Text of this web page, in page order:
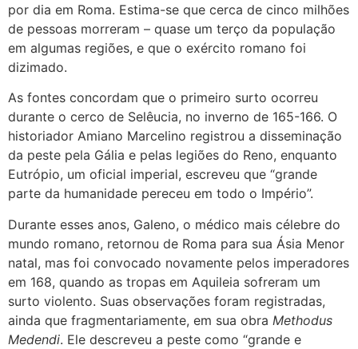
por dia em Roma. Estima-se que cerca de cinco milhões
de pessoas morreram – quase um terço da população
em algumas regiões, e que o exército romano foi
dizimado.
As fontes concordam que o primeiro surto ocorreu
durante o cerco de Selêucia, no inverno de 165-166. O
historiador Amiano Marcelino registrou a disseminação
da peste pela Gália e pelas legiões do Reno, enquanto
Eutrópio, um oficial imperial, escreveu que “grande
parte da humanidade pereceu em todo o Império”.
Durante esses anos, Galeno, o médico mais célebre do
mundo romano, retornou de Roma para sua Ásia Menor
natal, mas foi convocado novamente pelos imperadores
em 168, quando as tropas em Aquileia sofreram um
surto violento. Suas observações foram registradas,
ainda que fragmentariamente, em sua obra Methodus
Medendi. Ele descreveu a peste como “grande e